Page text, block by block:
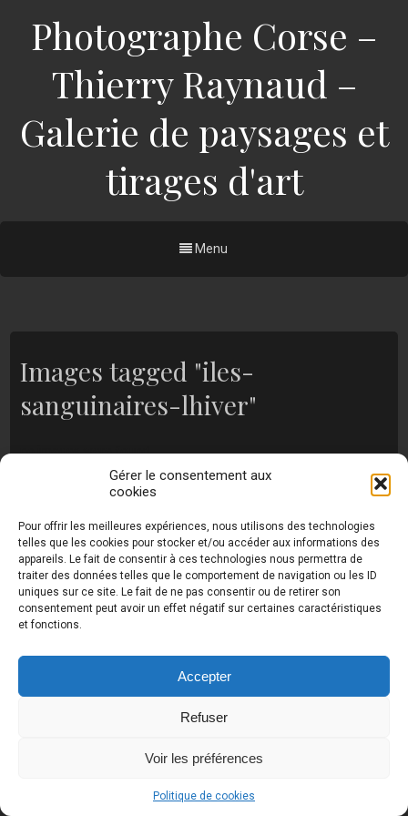
Gérer le consentement aux
cookies
Pour offrir les meilleures expériences, nous utilisons des technologies
telles que les cookies pour stocker et/ou accéder aux informations des
appareils. Le fait de consentir à ces technologies nous permettra de
traiter des données telles que le comportement de navigation ou les ID
uniques sur ce site. Le fait de ne pas consentir ou de retirer son
consentement peut avoir un effet négatif sur certaines caractéristiques
et fonctions.
Accepter
Refuser
Voir les préférences
Politique de cookies
Photographe Corse –
Thierry Raynaud –
Galerie de paysages et
tirages d'art
Menu
Images tagged "iles-
sanguinaires-lhiver"
no images were found
Photos de Thierry Raynaud - portraits shootings
et Paysages de Corse - Ajaccio www.thierry-
raynaud.com ©Toutes les photos de ce site sont
la propriété de l'auteur et sont protégées par le
Code de la Propriété Intellectuelle (CPI)